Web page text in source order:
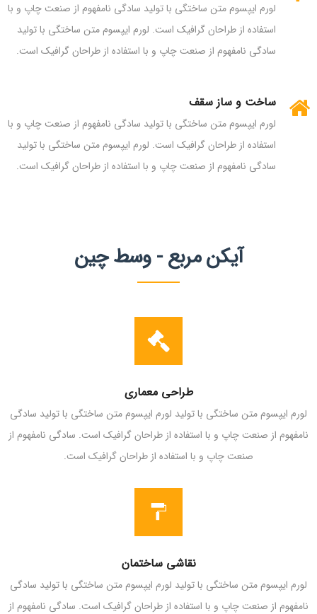
لورم ایپسوم متن ساختگی با تولید سادگی نامفهوم از صنعت چاپ و با
استفاده از طراحان گرافیک است. لورم ایپسوم متن ساختگی با تولید
سادگی نامفهوم از صنعت چاپ و با استفاده از طراحان گرافیک است.
ساخت و ساز سقف
لورم ایپسوم متن ساختگی با تولید سادگی نامفهوم از صنعت چاپ و با
استفاده از طراحان گرافیک است. لورم ایپسوم متن ساختگی با تولید
سادگی نامفهوم از صنعت چاپ و با استفاده از طراحان گرافیک است.
آیکن مربع - وسط چین
طراحی معماری
لورم ایپسوم متن ساختگی با تولید لورم ایپسوم متن ساختگی با تولید سادگی
نامفهوم از صنعت چاپ و با استفاده از طراحان گرافیک است. سادگی نامفهوم از
صنعت چاپ و با استفاده از طراحان گرافیک است.
نقاشی ساختمان
لورم ایپسوم متن ساختگی با تولید لورم ایپسوم متن ساختگی با تولید سادگی
نامفهوم از صنعت چاپ و با استفاده از طراحان گرافیک است. سادگی نامفهوم از